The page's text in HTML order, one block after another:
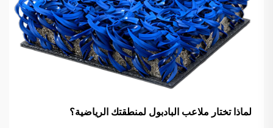
لماذا تختار ملاعب البادبول لمنطقتك الرياضية؟